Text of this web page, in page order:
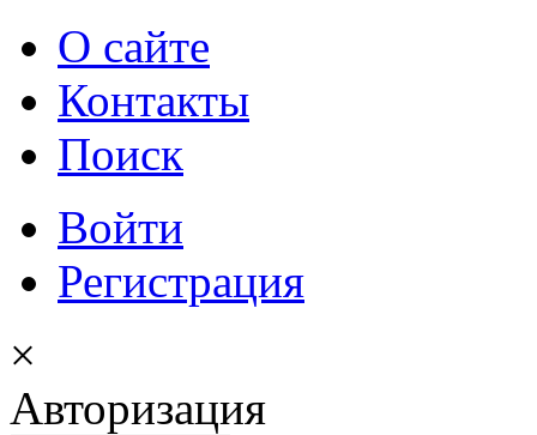
О сайте
Контакты
Поиск
Войти
Регистрация
×
Авторизация